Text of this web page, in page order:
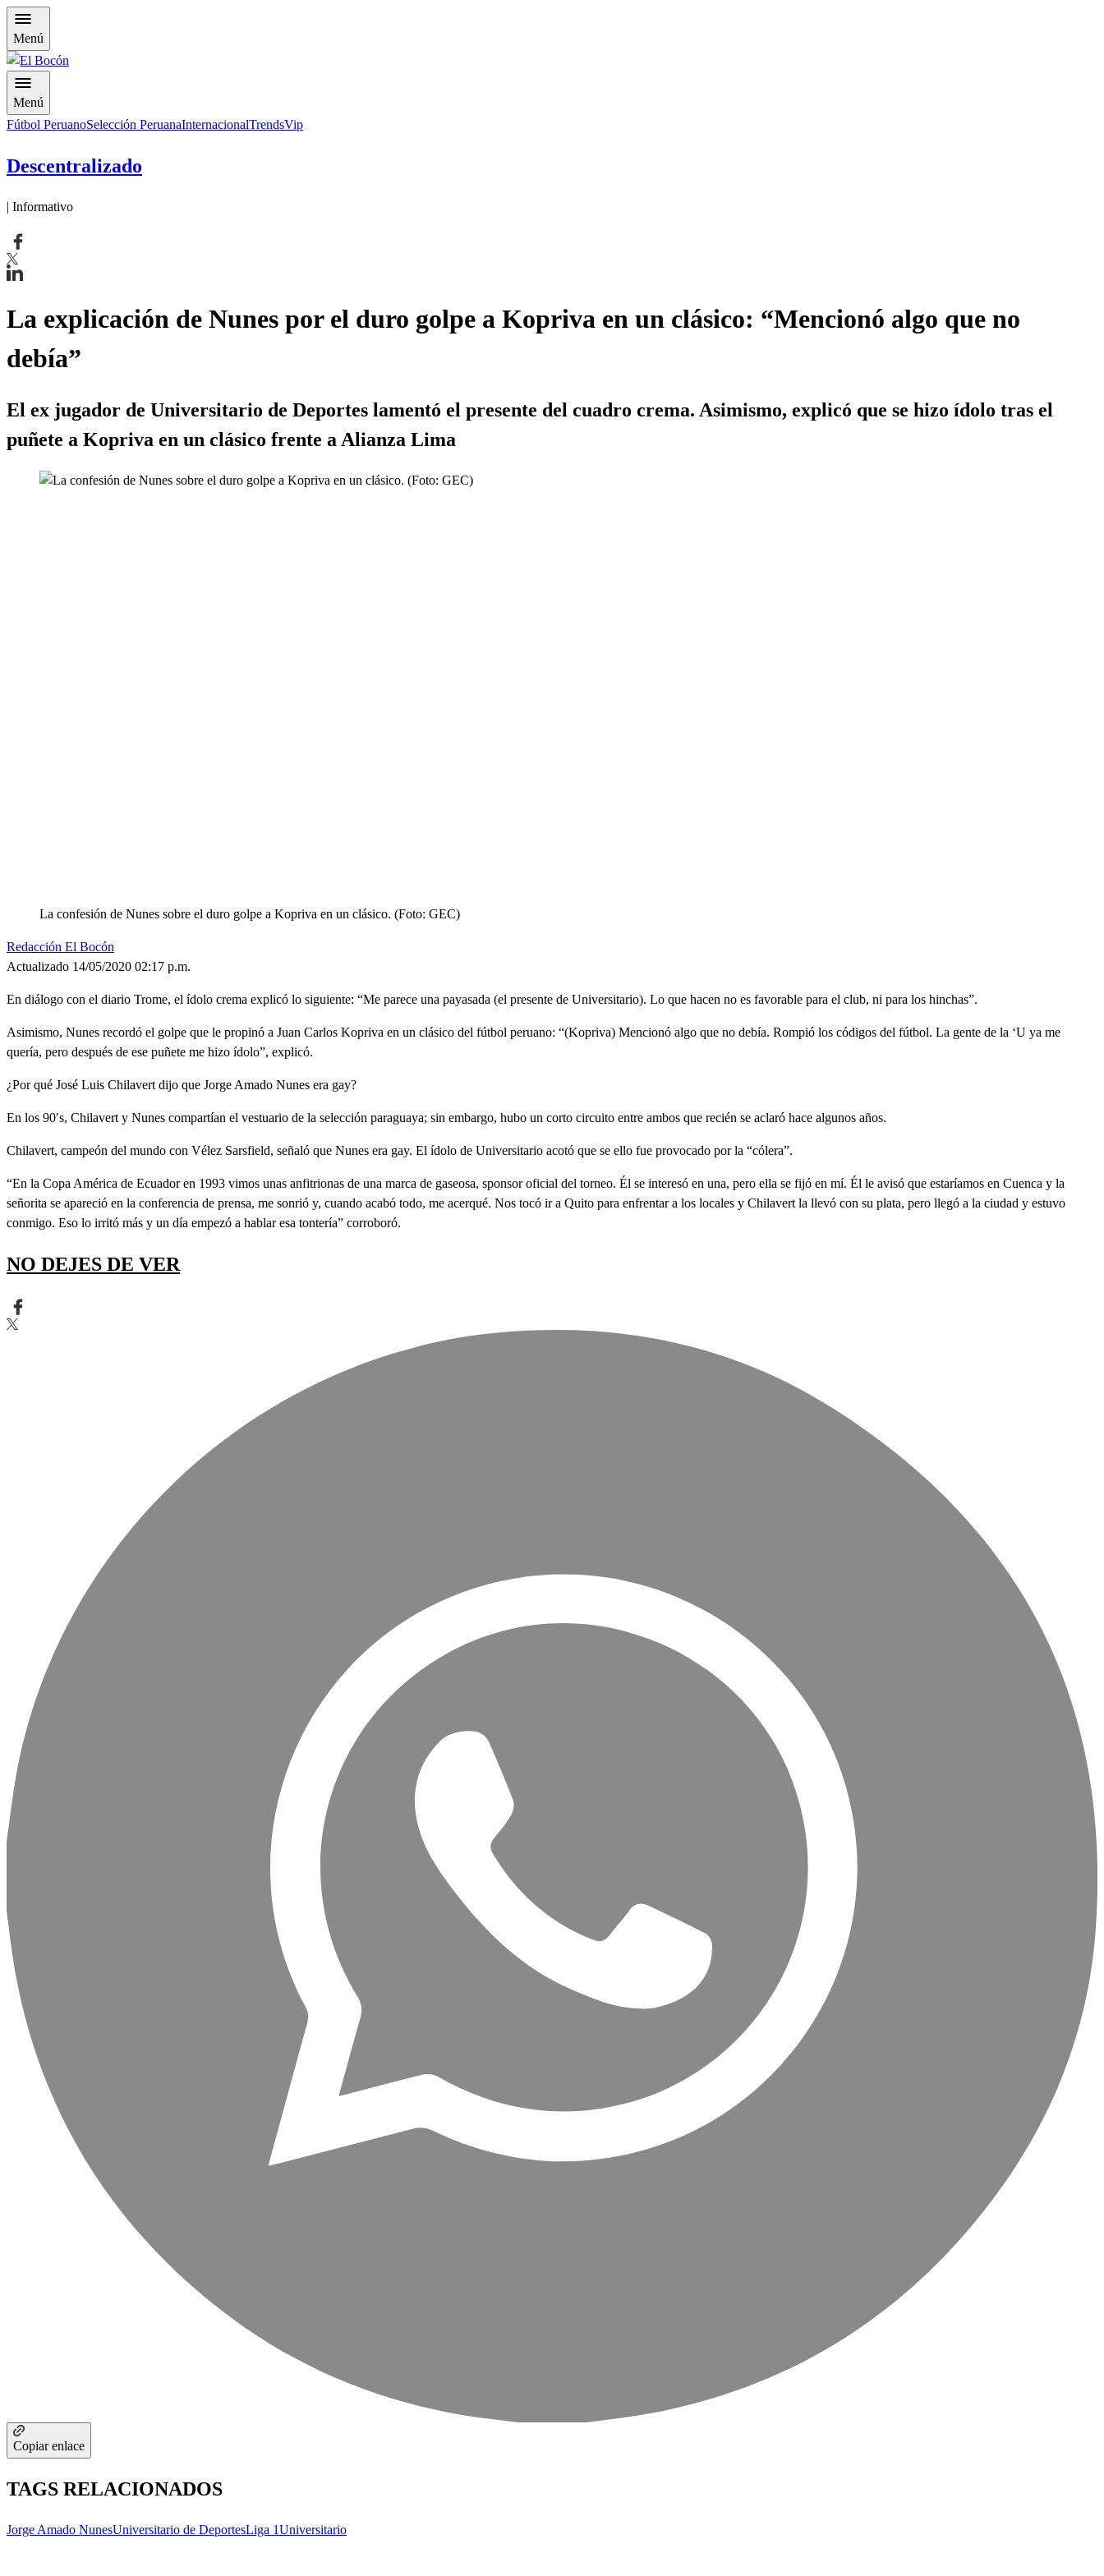
Menú
Menú
Fútbol PeruanoSelección PeruanaInternacionalTrendsVip
Descentralizado
| Informativo
La explicación de Nunes por el duro golpe a Kopriva en un clásico: “Mencionó algo que no
debía”
El ex jugador de Universitario de Deportes lamentó el presente del cuadro crema. Asimismo, explicó que se hizo ídolo tras el
puñete a Kopriva en un clásico frente a Alianza Lima
La confesión de Nunes sobre el duro golpe a Kopriva en un clásico. (Foto: GEC)
Redacción El Bocón
Actualizado 14/05/2020 02:17 p.m.
En diálogo con el diario Trome, el ídolo crema explicó lo siguiente: “Me parece una payasada (el presente de Universitario). Lo que hacen no es favorable para el club, ni para los hinchas”.
Asimismo, Nunes recordó el golpe que le propinó a Juan Carlos Kopriva en un clásico del fútbol peruano: “(Kopriva) Mencionó algo que no debía. Rompió los códigos del fútbol. La gente de la ‘U ya me
quería, pero después de ese puñete me hizo ídolo”, explicó.
¿Por qué José Luis Chilavert dijo que Jorge Amado Nunes era gay?
En los 90′s, Chilavert y Nunes compartían el vestuario de la selección paraguaya; sin embargo, hubo un corto circuito entre ambos que recién se aclaró hace algunos años.
Chilavert, campeón del mundo con Vélez Sarsfield, señaló que Nunes era gay. El ídolo de Universitario acotó que se ello fue provocado por la “cólera”.
“En la Copa América de Ecuador en 1993 vimos unas anfitrionas de una marca de gaseosa, sponsor oficial del torneo. Él se interesó en una, pero ella se fijó en mí. Él le avisó que estaríamos en Cuenca y la
señorita se apareció en la conferencia de prensa, me sonrió y, cuando acabó todo, me acerqué. Nos tocó ir a Quito para enfrentar a los locales y Chilavert la llevó con su plata, pero llegó a la ciudad y estuvo
conmigo. Eso lo irritó más y un día empezó a hablar esa tontería” corroboró.
NO DEJES DE VER
Copiar enlace
TAGS RELACIONADOS
Jorge Amado NunesUniversitario de DeportesLiga 1Universitario